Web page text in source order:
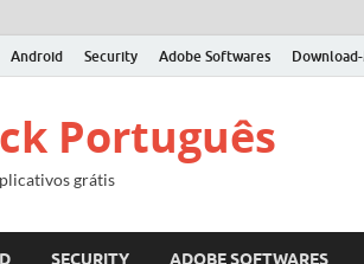
Android Security Adobe Softwares
Português
grátis
SECURITY ADOBE SOFTWARES